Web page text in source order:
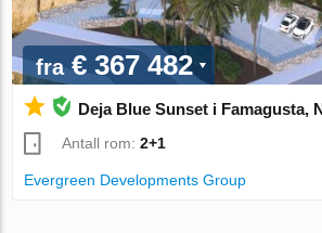
fra€ 367 482
Deja Blue Sunset i Famagusta,
Antall rom:2+1
Evergreen Developments Group